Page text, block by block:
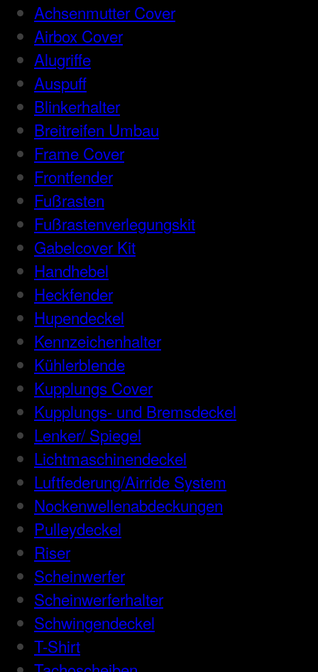
Achsenmutter Cover
Airbox Cover
Alugriffe
Auspuff
Blinkerhalter
Breitreifen Umbau
Frame Cover
Frontfender
Fußrasten
Fußrastenverlegungskit
Gabelcover Kit
Handhebel
Heckfender
Hupendeckel
Kennzeichenhalter
Kühlerblende
Kupplungs Cover
Kupplungs- und Bremsdeckel
Lenker/ Spiegel
Lichtmaschinendeckel
Luftfederung/Airride System
Nockenwellenabdeckungen
Pulleydeckel
Riser
Scheinwerfer
Scheinwerferhalter
Schwingendeckel
T-Shirt